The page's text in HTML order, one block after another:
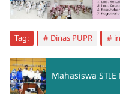
Tag: Dinas PUPR
Mahasiswa